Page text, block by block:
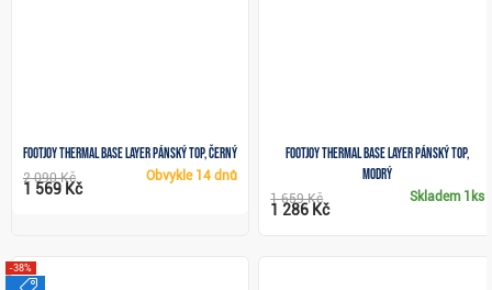
FootJoy Thermal Base Layer pánský top, černý
Obvykle 14 dnů
2 090 Kč
1 569 Kč
FootJoy Thermal Base Layer pánský top,
modrý
Skladem 1ks
1 659 Kč
1 286 Kč
-38%